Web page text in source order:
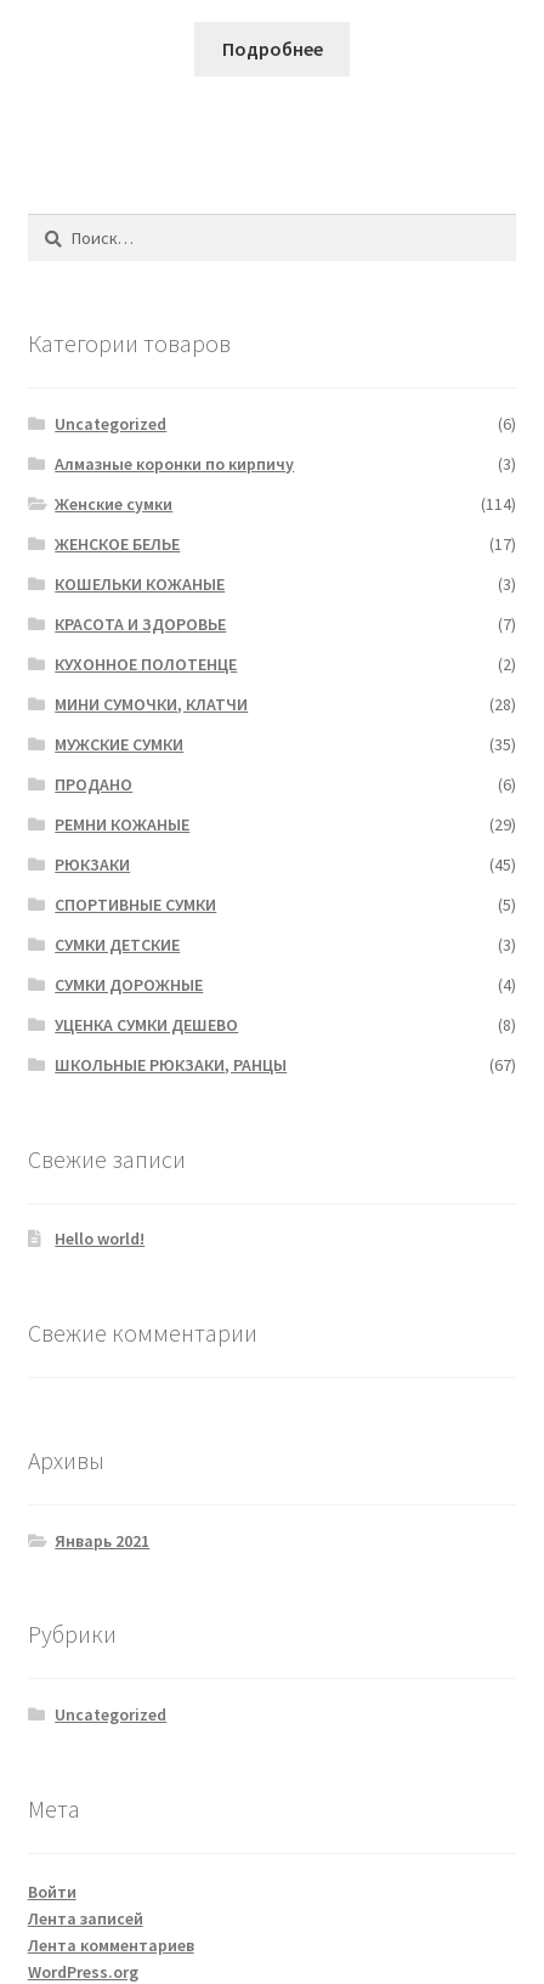
Подробнее
Найти:
Категории товаров
Uncategorized
(6)
Алмазные коронки по кирпичу
(3)
Женские сумки
(114)
ЖЕНСКОЕ БЕЛЬЕ
(17)
КОШЕЛЬКИ КОЖАНЫЕ
(3)
КРАСОТА И ЗДОРОВЬЕ
(7)
КУХОННОЕ ПОЛОТЕНЦЕ
(2)
МИНИ СУМОЧКИ, КЛАТЧИ
(28)
МУЖСКИЕ СУМКИ
(35)
ПРОДАНО
(6)
РЕМНИ КОЖАНЫЕ
(29)
РЮКЗАКИ
(45)
СПОРТИВНЫЕ СУМКИ
(5)
СУМКИ ДЕТСКИЕ
(3)
СУМКИ ДОРОЖНЫЕ
(4)
УЦЕНКА СУМКИ ДЕШЕВО
(8)
ШКОЛЬНЫЕ РЮКЗАКИ, РАНЦЫ
(67)
Свежие записи
Hello world!
Свежие комментарии
Архивы
Январь 2021
Рубрики
Uncategorized
Мета
Войти
Лента записей
Лента комментариев
WordPress.org